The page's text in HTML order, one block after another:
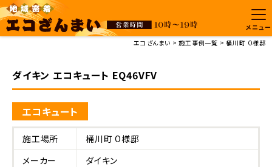
メニュー
エコざんまい
施工事例一覧 桶川町 O様邸
ダイキン エコキュート EQ46VFV
エコキュート
施工場所
桶川町 O様邸
メーカー
ダイキン